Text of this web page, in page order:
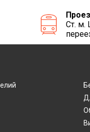
Ст. м.